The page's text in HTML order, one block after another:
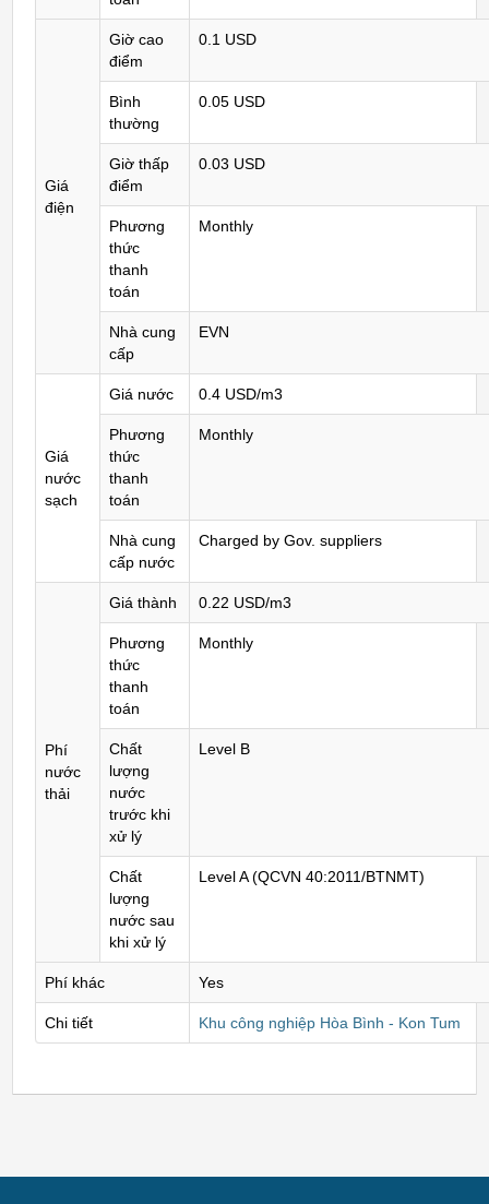
Giá
điện
Giờ cao
điểm
0.1 USD
Bình
thường
0.05 USD
Giờ thấp
điểm
0.03 USD
Phương
thức
thanh
toán
Monthly
Nhà cung
cấp
EVN
Giá
nước
sạch
Giá nước 0.4 USD/m3
Phương
thức
thanh
toán
Monthly
Nhà cung
cấp nước
Charged by Gov. suppliers
Phí
nước
thải
Giá thành 0.22 USD/m3
Phương
thức
thanh
toán
Monthly
Chất
lượng
nước
trước khi
xử lý
Level B
Chất
lượng
nước sau
khi xử lý
Level A (QCVN 40:2011/BTNMT)
Phí khác Yes
Chi tiết Khu công nghiệp Hòa Bình - Kon Tum